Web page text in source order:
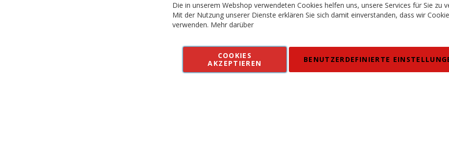
Vertrag widerrufen Kontakt AGB Datenschutz
Alle Preise inkl. MWSt. in EUR, Angebot solange Vorrat reicht. Fehler, Irrtümer und
Die in unserem Webshop verwendeten Cookies helfen uns, unsere Services für Sie zu
Mit der Nutzung unserer Dienste erklären Sie sich damit einverstanden, dass wir
verwenden. Mehr darüber
COOKIES
AKZEPTIEREN
BENUTZERDEFINIERTE